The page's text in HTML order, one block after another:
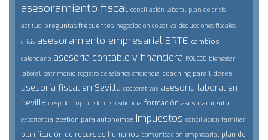
asesoramiento fiscal conciliación laboral plan de crisis
actitud preguntas frecuentes negociación colectiva deducciones fiscales
crisis asesoramiento empresarial ERTE cambios
calendario asesoría contable y financiera ROLECE bienestar
laboral patrimonio registro de salarios eficiencia coaching para líderes
asesoría fiscal en Sevilla cooperativas asesoría laboral en
Sevilla despido improcedente resiliencia formación asesoramiento
experiencia gestión para autónomos impuestos conciliación familiar
planificación de recursos humanos comunicación empresarial plan de